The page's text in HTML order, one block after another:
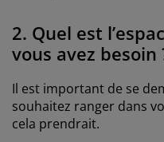
2. Quel est
vous avez besoin
Il est important de se
souhaitez ranger dans
cela prendrait.